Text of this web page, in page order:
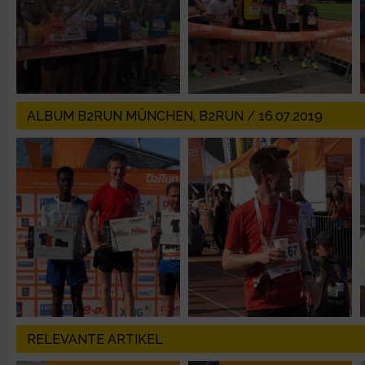
ALBUM B2RUN MÜNCHEN, B2RUN / 16.07.2019
RELEVANTE ARTIKEL
IAB-Besonderheiten:
Verwendung genauer Standortdaten
Geräte anhand von aktiv angeforderten Informationen
Nicht-IAB-Verarbeitungszwecke:
Notwendig
Performance
Funktional
Werbung